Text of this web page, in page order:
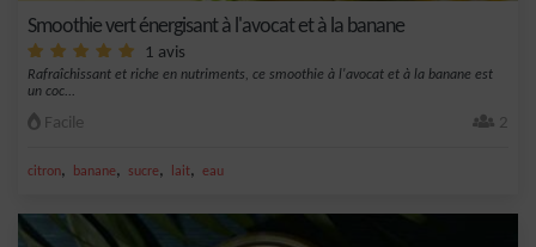
Smoothie vert énergisant à l'avocat et à la banane
1 avis
Rafraîchissant et riche en nutriments, ce smoothie à l'avocat et à la banane est
un coc...
Facile 2
citron, banane, sucre, lait, eau